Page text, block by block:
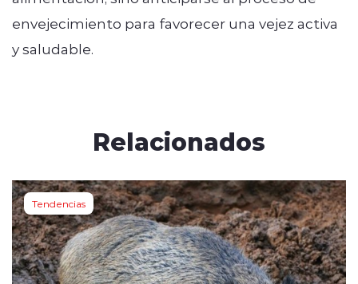
envejecimiento para favorecer una vejez activa
y saludable.
Relacionados
Tendencias